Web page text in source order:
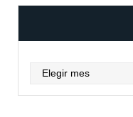
Archives